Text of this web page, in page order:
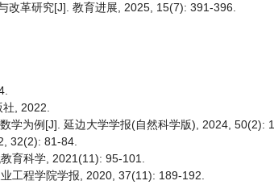
改革研究[J]. 教育进展, 2025, 15(7): 391-396.
, 2022.
为例[J]. 延边大学学报(自然科学版), 2024, 50(2):
32(2): 81-84.
育科学, 2021(11): 95-101.
工程学院学报, 2020, 37(11): 189-192.